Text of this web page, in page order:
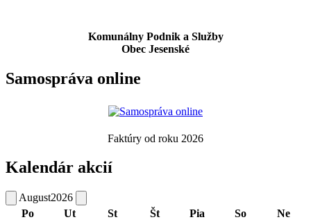
Komunálny Podnik a Služby
Obec Jesenské
Samospráva online
Faktúry od roku 2026
Kalendár akcií
August2026
Po
Ut St Št Pia So
Ne